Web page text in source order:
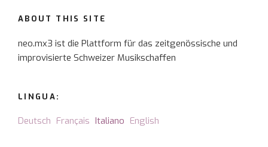
ABOUT THIS SITE
neo.mx3 ist die Plattform für das zeitgenössische und
improvisierte Schweizer Musikschaffen
LINGUA:
Deutsch Français Italiano English